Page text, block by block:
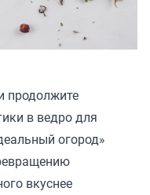
продолжите
в ведро для
огород»
вкуснее